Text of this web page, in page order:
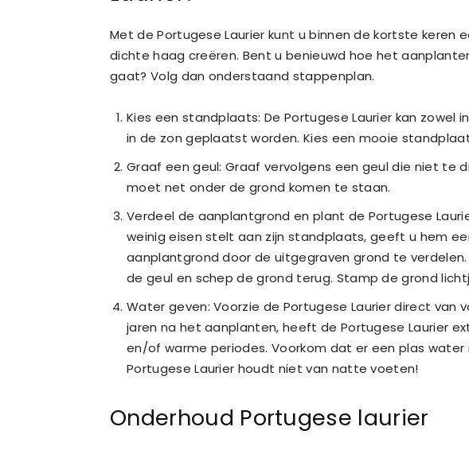
Met de Portugese Laurier kunt u binnen de kortste keren
dichte haag creëren. Bent u benieuwd hoe het
gaat? Volg dan onderstaand stappenplan.
Kies een standplaats: De Portugese Laurier kan zowel
in de zon geplaatst worden. Kies een mooie
Graaf een geul: Graaf vervolgens een geul die niet te
moet net onder de grond komen te staan.
Verdeel de aanplantgrond en plant de Portugese
weinig eisen stelt aan zijn standplaats, geeft u hem
aanplantgrond door de uitgegraven grond te verdelen.
de geul en schep de grond terug. Stamp de grond
Water geven: Voorzie de Portugese Laurier direct van
jaren na het aanplanten, heeft de Portugese Laurier
en/of warme periodes. Voorkom dat er een plas
Portugese Laurier houdt niet van natte voeten!
Onderhoud Portugese laurier